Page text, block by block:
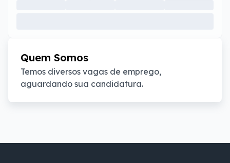
Quem Somos
Temos diversos vagas de emprego,
aguardando sua candidatura.